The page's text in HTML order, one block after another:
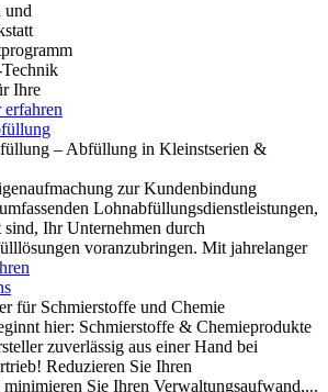
und
Ihre
erfahren
– Abfüllung in Kleinstserien &
zur Kundenbindung
Lohnabfüllungsdienstleistungen,
sind, Ihr Unternehmen durch
voranzubringen. Mit jahrelanger
für Schmierstoffe und Chemie
hier: Schmierstoffe & Chemieprodukte
zuverlässig aus einer Hand bei
Reduzieren Sie Ihren
Sie Ihren Verwaltungsaufwand,...